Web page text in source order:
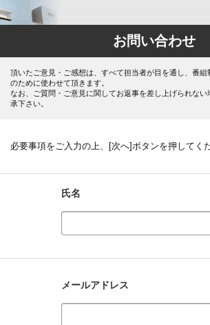
お問い合わせ
頂いたご意見・ご感想は、すべて担当者が目を通し、番
のために使わせて頂きます。
なお、ご質問・ご意見に関してお返事を差し上げられな
承下さい。
必要事項をご入力の上、[次へ]ボタンを押してく
氏名
メールアドレス